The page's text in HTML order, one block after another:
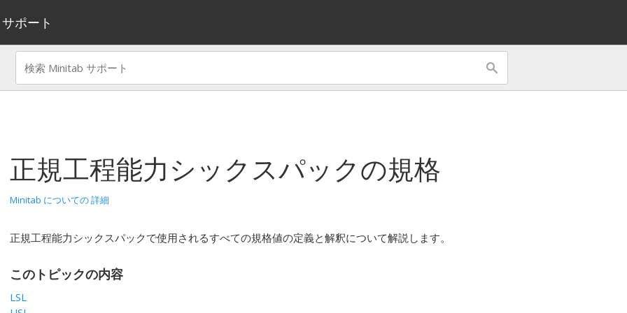
サポート
正規工程能力シックスパックの規格
Minitab についての 詳細
正規工程能力シックスパックで使用されるすべての規格値の定義と解釈について解説します。
このトピックの内容
LSL